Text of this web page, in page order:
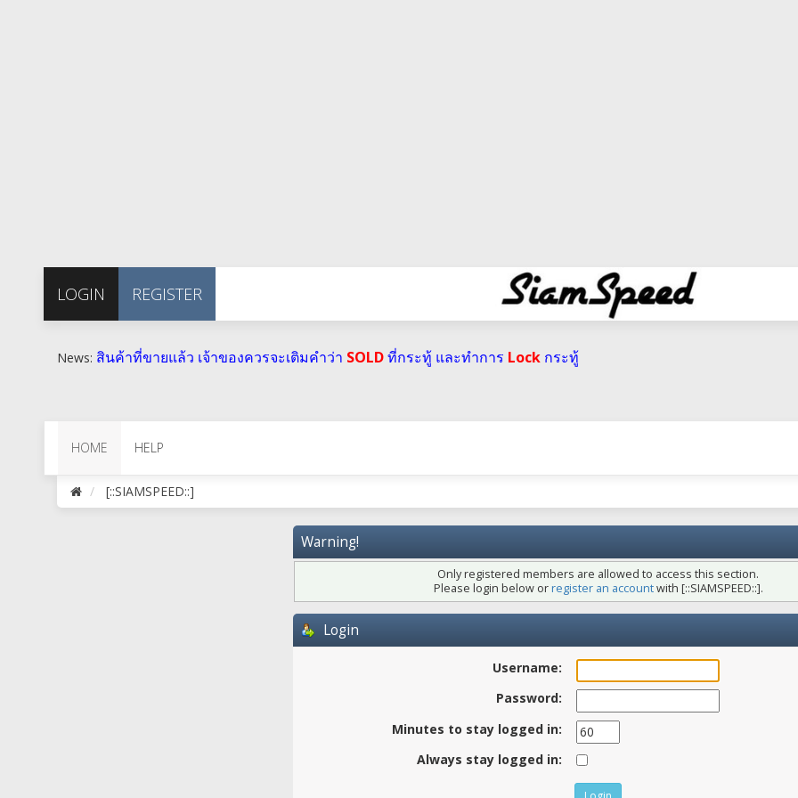
LOGIN REGISTER
News: สินค้าที่ขายแล้ว เจ้าของควรจะเติมคำว่า SOLDที่กระทู้ และทำการ Lockกระทู้
HOME HELP
[::SIAMSPEED::]
Warning!
Only registered members are allowed to access this section.
Please login below orregister an accountwith [::SIAMSPEED::].
Login
Username:
Password:
Minutes to stay logged in:
Always stay logged in: